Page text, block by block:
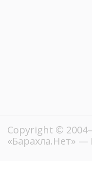
Copyright ©
«Барахла.Нет» —